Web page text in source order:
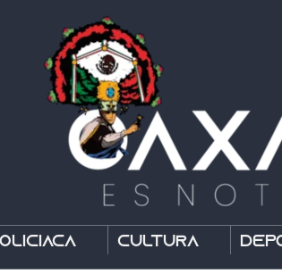
Cultura